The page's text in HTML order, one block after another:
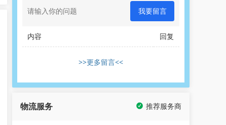
我要留言
内容 回复
>>更多留言<<
物流服务 推荐服务商